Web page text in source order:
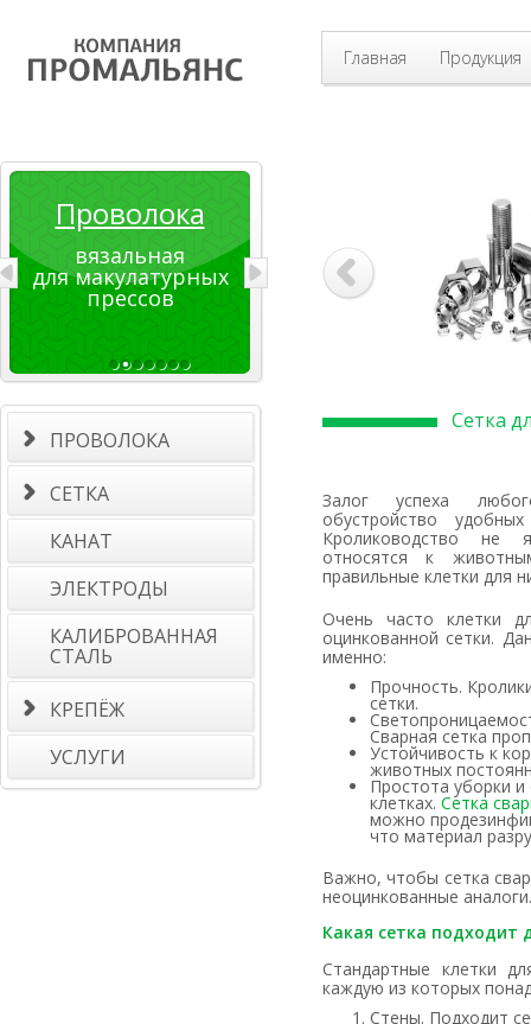
Главная Продукция
Проволока
вязальная
для макулатурных
прессов
ПРОВОЛОКА
СЕТКА
КАНАТ
ЭЛЕКТРОДЫ
КАЛИБРОВАННАЯ
СТАЛЬ
КРЕПЁЖ
УСЛУГИ
Сетка
Залог успеха любого животноводческого хозяйства –
обустройство
Кролиководство не
относятся к
правильные клетки для
Очень часто клетки для кроликов изготавливают из сварной
оцинкованной сетки.
именно:
Прочность.
сетки.
Сварная сетка
Устойчивость к
животных
Простота уборки
клетках. Сетка
можно
что материал
Важно, чтобы сетка сварная для клеток была оцинкованной. Она более устойчива к коррозии, чем
неоцинкованные
Какая сетка подходит
Стандартные клетки для кроликов состоят из трех частей, на
каждую из которых
Стены. Подходит